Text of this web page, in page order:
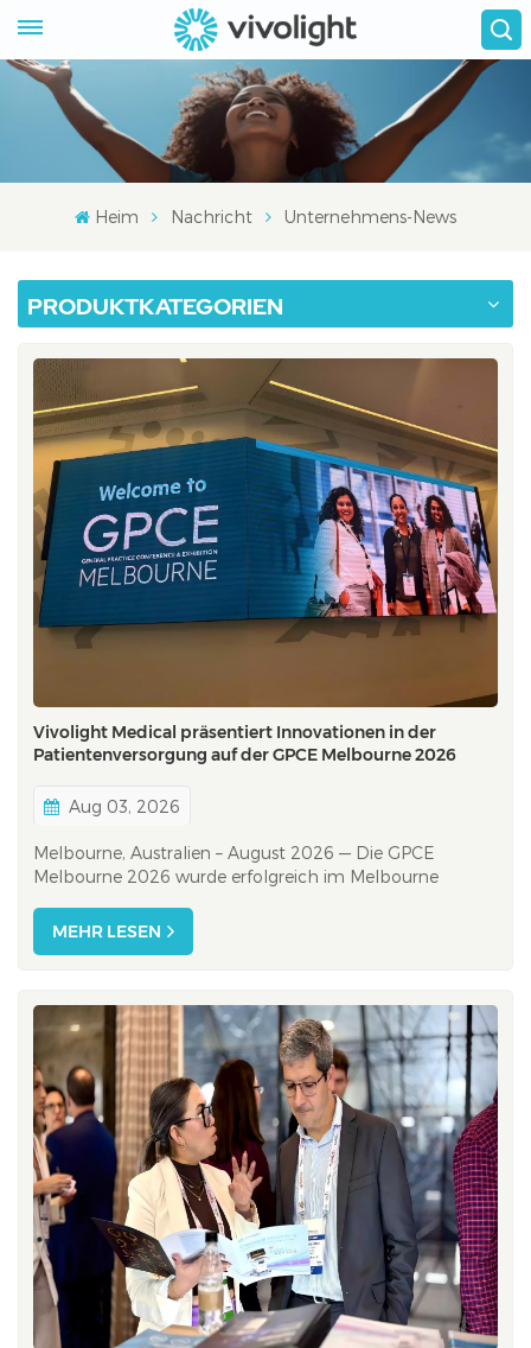
Heim Nachricht Unternehmens-News
PRODUKTKATEGORIEN
Vivolight Medical präsentiert Innovationen in der
Patientenversorgung auf der GPCE Melbourne 2026
Aug 03, 2026
Melbourne, Australien – August 2026 — Die GPCE
Melbourne 2026 wurde erfolgreich im Melbourne
brachte Allgemeinmediziner, Krankenschwestern,
Praxismanager, Assistenzärzte, Angehörige verwandter
MEHR LESEN